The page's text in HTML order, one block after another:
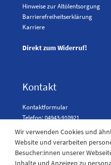
Hinweise zur Altölentsorgung
Barrierefreiheitserklärung
Karriere
Direkt zum Widerruf!
Kontakt
Kontaktformular
Telefon: 04943-910921
Laden
Wir verwenden Cookies und
Website und verarbeiten
Besucher:innen unserer
Inhalte und Anzeigen zu